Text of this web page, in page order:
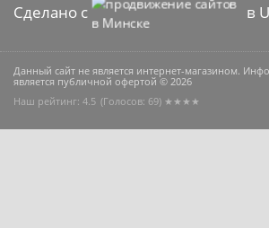
Сделано с в
Данный сайт не является интернет-магазином.
является публичной офертой © 2026
Наш рейтинг: 4.5 (Голосов: 69) ★★★★